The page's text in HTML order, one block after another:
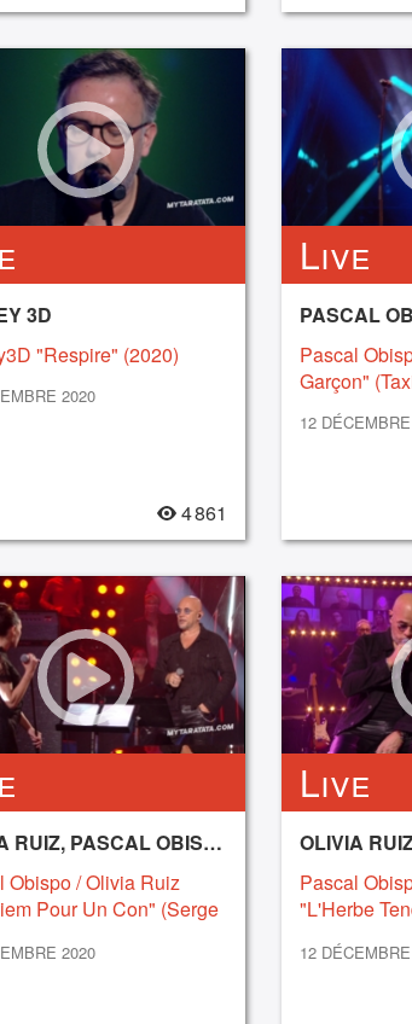
3D
"Respire" (2020)
2020
4 861
Live
PASCAL
Pascal
Garçon"
12
OLIVIA RUIZ, PASCAL OBISPO
Obispo / Olivia Ruiz
Pour Un Con" (Serge
2020
Live
Pascal
"L'Herbe
12